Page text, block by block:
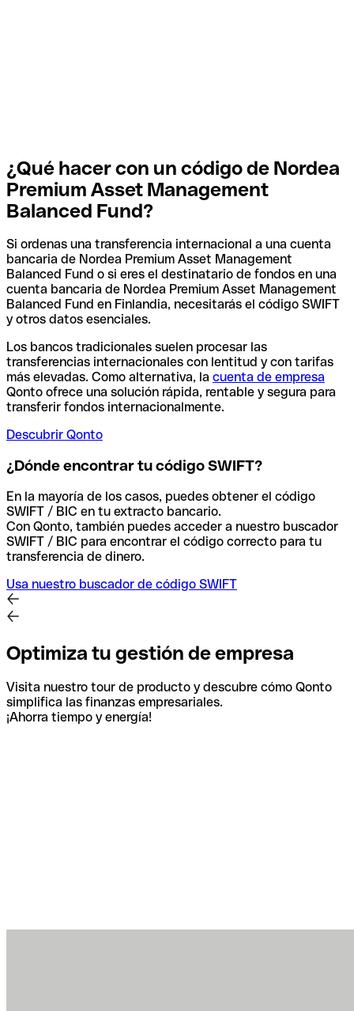
¿Qué hacer con un código de Nordea
Premium Asset Management
Balanced Fund?
Si ordenas una transferencia internacional a una cuenta
bancaria de Nordea Premium Asset Management
Balanced Fund o si eres el destinatario de fondos en una
cuenta bancaria de Nordea Premium Asset Management
Balanced Fund en Finlandia, necesitarás el código SWIFT
y otros datos esenciales.
Los bancos tradicionales suelen procesar las
transferencias internacionales con lentitud y con tarifas
más elevadas. Como alternativa, la cuenta de empresa
Qonto ofrece una solución rápida, rentable y segura para
transferir fondos internacionalmente.
Descubrir Qonto
¿Dónde encontrar tu código SWIFT?
En la mayoría de los casos, puedes obtener el código
SWIFT / BIC en tu extracto bancario.
Con Qonto, también puedes acceder a nuestro buscador
SWIFT / BIC para encontrar el código correcto para tu
transferencia de dinero.
Usa nuestro buscador de código SWIFT
Optimiza tu gestión de empresa
Visita nuestro tour de producto y descubre cómo Qonto
simplifica las finanzas empresariales.
¡Ahorra tiempo y energía!